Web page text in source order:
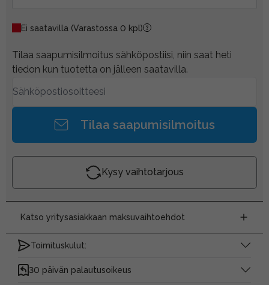
Ei saatavilla (Varastossa 0 kpl)
Tilaa saapumisilmoitus sähköpostiisi, niin saat heti
tiedon kun tuotetta on jälleen saatavilla.
Tilaa saapumisilmoitus
Kysy vaihtotarjous
Katso yritysasiakkaan maksuvaihtoehdot
Toimituskulut:
30 päivän palautusoikeus